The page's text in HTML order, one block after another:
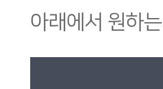
아래에서 원하